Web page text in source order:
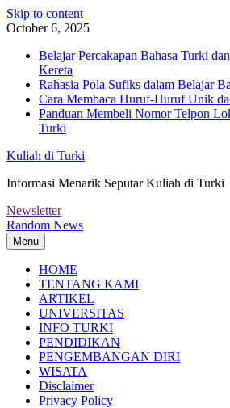
Skip to content
October 6, 2025
Belajar Percakapan Bahasa Turki
Kereta
Rahasia Pola Sufiks dalam Belajar
Cara Membaca Huruf-Huruf Unik
Panduan Membeli Nomor Telpon
Turki
Kuliah di Turki
Informasi Menarik Seputar Kuliah di Turki
Newsletter
Random News
Menu
HOME
TENTANG KAMI
ARTIKEL
UNIVERSITAS
INFO TURKI
PENDIDIKAN
PENGEMBANGAN DIRI
WISATA
Disclaimer
Privacy Policy